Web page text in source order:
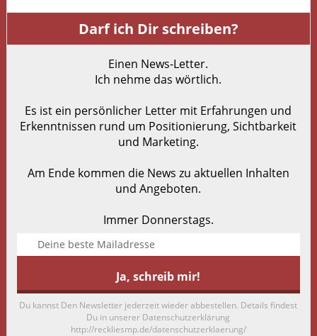
Darf ich Dir schreiben?
Einen News-Letter.
Ich nehme das wörtlich.
Es ist ein persönlicher Letter mit Erfahrungen und
Erkenntnissen rund um Positionierung, Sichtbarkeit
und Marketing.
Am Ende kommen die News zu aktuellen Inhalten
und Angeboten.
Immer Donnerstags.
Du kannst Den Newsletter jederzeit wieder abbestellen. Details findest
Du in unserer Datenschutzerklärung
http://reckliesmp.de/datenschutzerklaerung/